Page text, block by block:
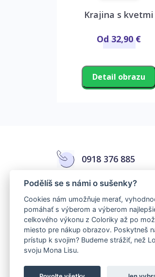
Krajina s kvetmi
Od 32,90 €
Detail obrazu
0918 376 885
info@colorika.sk
Podělíš se s námi o sušenky?
Cookies nám umožňuje merať,
pomáhať s výberom a výberom
celkového výkonu z Coloriky až po
miesto pre nákup obrazov. Poskytneš
prístup k svojim? Budeme strážiť, než
svoju Mona Lisu.